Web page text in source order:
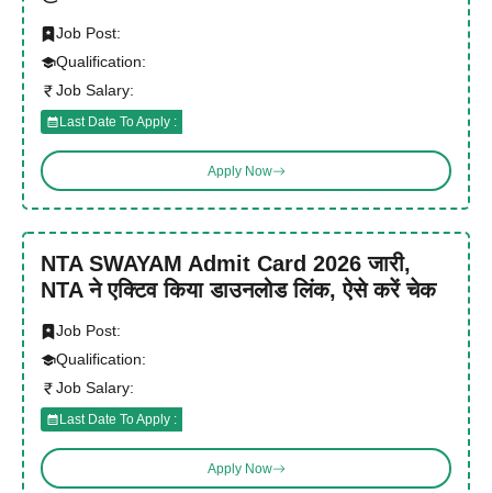
Job Post:
Qualification:
Job Salary:
Last Date To Apply :
Apply Now
NTA SWAYAM Admit Card 2026 जारी,
NTA ने एक्टिव किया डाउनलोड लिंक, ऐसे करें चेक
Job Post:
Qualification:
Job Salary:
Last Date To Apply :
Apply Now